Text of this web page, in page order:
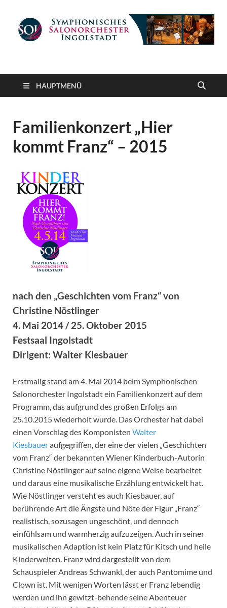
Symphonisches
Salonorchester
Ingolstadt
HAUPTMENÜ
Familienkonzert „Hier
kommt Franz“ – 2015
nach den „Geschichten vom Franz“ von
Christine Nöstlinger
4. Mai 2014 / 25. Oktober 2015
Festsaal Ingolstadt
Dirigent: Walter Kiesbauer
Erstmalig stand am 4. Mai 2014 beim Symphonischen
Salonorchester Ingolstadt ein Familienkonzert auf dem
Programm, das aufgrund des großen Erfolgs am
25.10.2015 wiederholt wurde. Das Orchester hat dabei
einen Vorschlag des Komponisten Walter
Kiesbaueraufgegriffen, der eine der vielen „Geschichten
vom Franz“ der bekannten Wiener Kinderbuch-Autorin
Christine Nöstlinger auf seine eigene Weise bearbeitet
und daraus eine musikalische Erzählung entwickelt hat.
Wie Nöstlinger versteht es auch Kiesbauer, auf
berührende Art die Ängste und Nöte der Figur „Franz“
realistisch, sozusagen ungeschönt, und dennoch
einfühlsam und warmherzig aufzuzeigen. Auch in seiner
musikalischen Adaption ist kein Platz für Kitsch und heile
Kinderwelten. Franz wird dargestellt von dem
Schauspieler Andreas Schwankl, der auch Pantomime und
Clown ist. Mit wenigen Worten lässt er Franz lebendig
werden und ihn gewitzt-behende seine Abenteuer